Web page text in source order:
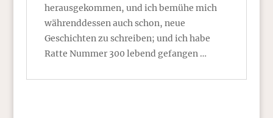
herausgekommen, und ich bemühe mich
währenddessen auch schon, neue
Geschichten zu schreiben; und ich habe
Ratte Nummer 300 lebend gefangen …